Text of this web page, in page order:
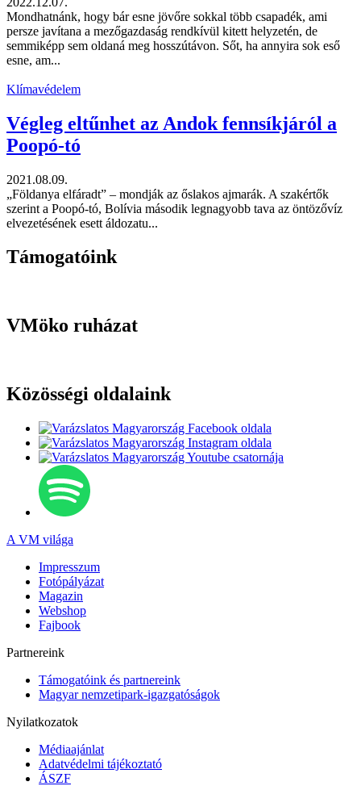
Mondhatnánk, hogy bár esne jövőre sokkal több csapadék, ami
persze javítana a mezőgazdaság rendkívül kitett helyzetén, de
semmiképp sem oldaná meg hosszútávon. Sőt, ha annyira sok eső
esne, am...
Klímavédelem
Végleg eltűnhet az Andok fennsíkjáról a
Poopó-tó
2021.08.09.
„Földanya elfáradt” – mondják az őslakos ajmarák. A szakértők
szerint a Poopó-tó, Bolívia második legnagyobb tava az öntözővíz
elvezetésének esett áldozatu...
Támogatóink
VMöko ruházat
Közösségi oldalaink
A VM világa
Impresszum
Fotópályázat
Magazin
Webshop
Fajbook
Partnereink
Támogatóink és partnereink
Magyar nemzetipark-igazgatóságok
Nyilatkozatok
Médiaajánlat
Adatvédelmi tájékoztató
ÁSZF